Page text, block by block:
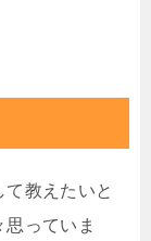
教えたいと
っていま